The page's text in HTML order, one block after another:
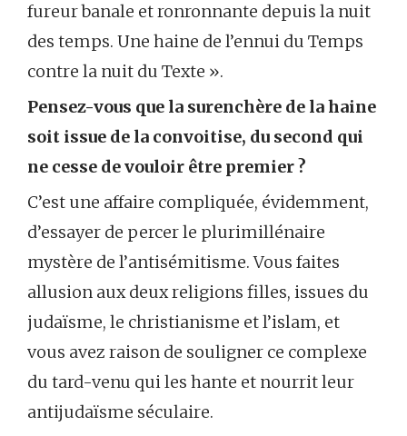
fureur banale et ronronnante depuis la nuit
des temps. Une haine de l’ennui du Temps
contre la nuit du Texte ».
Pensez-vous que la surenchère de la haine
soit issue de la convoitise, du second qui
ne cesse de vouloir être premier ?
C’est une affaire compliquée, évidemment,
d’essayer de percer le plurimillénaire
mystère de l’antisémitisme. Vous faites
allusion aux deux religions filles, issues du
judaïsme, le christianisme et l’islam, et
vous avez raison de souligner ce complexe
du tard-venu qui les hante et nourrit leur
antijudaïsme séculaire.